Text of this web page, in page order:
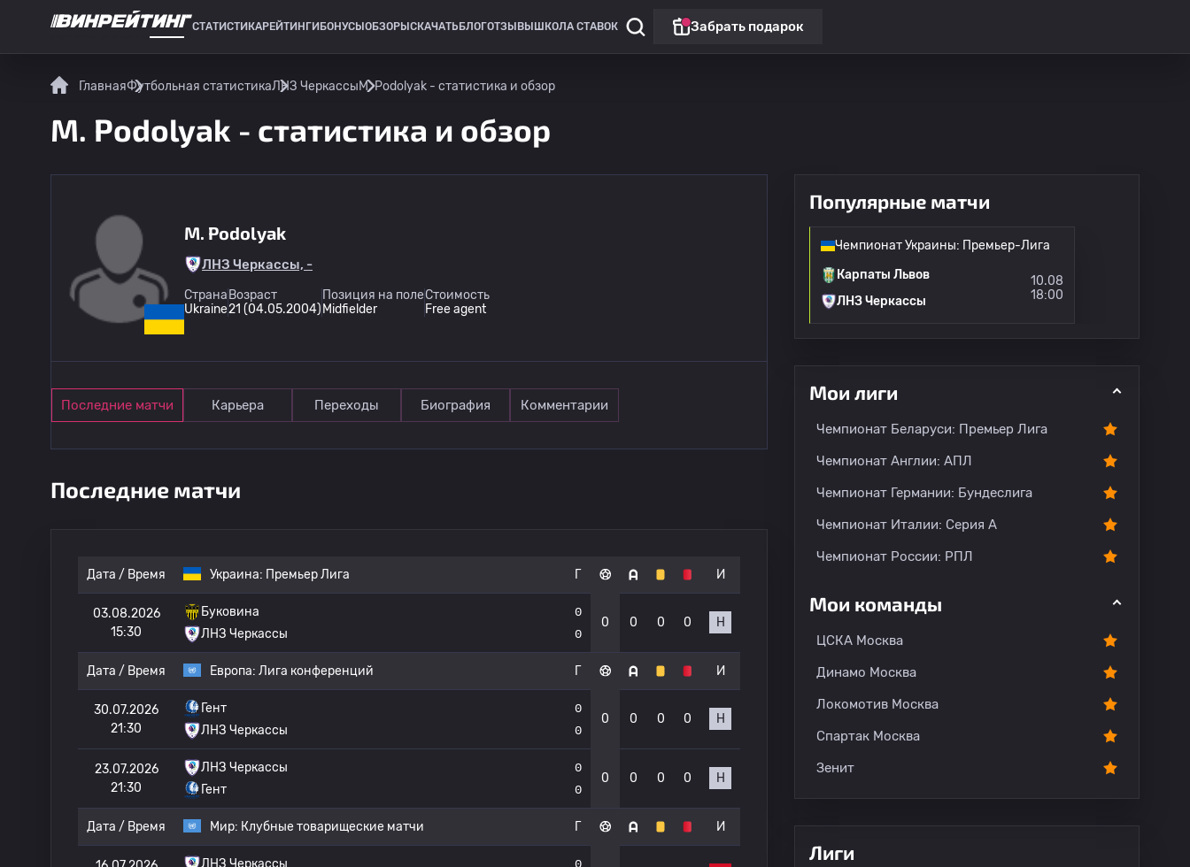
СТАТИСТИКАРЕЙТИНГИ БОНУСЫ ОБЗОРЫ СКАЧАТЬ БЛОГОТЗЫВЫ ШКОЛА СТАВОК Забрать подарок
ГлавнаяФутбольная статистикаЛНЗ ЧеркассыM. Podolyak - статистика и обзор
M. Podolyak - статистика и обзор
M. Podolyak
ЛНЗ Черкассы, -
Страна
Ukraine
Возраст
21 (04.05.2004)
Позиция на поле
Midfielder
Стоимость
Free agent
Последние матчи Карьера Переходы Биография Комментарии
Последние матчи
Дата / Время Украина: Премьер Лига Г И
03.08.2026
15:30
Буковина
ЛНЗ Черкассы
0
0
0 0 0 0 Н
Дата / Время Европа: Лига конференций Г И
30.07.2026
21:30
Гент
ЛНЗ Черкассы
0
0
0 0 0 0 Н
23.07.2026
21:30
ЛНЗ Черкассы
Гент
0
0
0 0 0 0 Н
Дата / Время Мир: Клубные товарищеские матчи Г И
ЛНЗ Черкассы
0
Популярные матчи
Чемпионат Украины: Премьер-Лига
Карпаты Львов
ЛНЗ Черкассы
10.08
18:00
Мои лиги
Чемпионат Беларуси: Премьер Лига
Чемпионат Англии: АПЛ
Чемпионат Германии: Бундеслига
Чемпионат Италии: Серия А
Чемпионат России: РПЛ
Мои команды
ЦСКА Москва
Динамо Москва
Локомотив Москва
Спартак Москва
Зенит
Лиги